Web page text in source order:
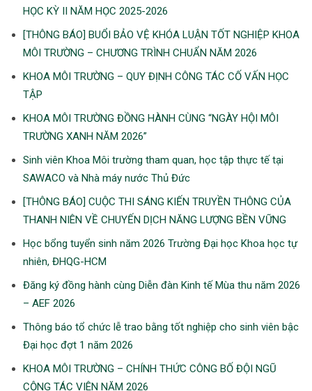
HỌC KỲ II NĂM HỌC 2025-2026
[THÔNG BÁO] BUỔI BẢO VỆ KHÓA LUẬN TỐT NGHIỆP KHOA
MÔI TRƯỜNG – CHƯƠNG TRÌNH CHUẨN NĂM 2026
KHOA MÔI TRƯỜNG – QUY ĐỊNH CÔNG TÁC CỐ VẤN HỌC
TẬP
KHOA MÔI TRƯỜNG ĐỒNG HÀNH CÙNG “NGÀY HỘI MÔI
TRƯỜNG XANH NĂM 2026”
Sinh viên Khoa Môi trường tham quan, học tập thực tế tại
SAWACO và Nhà máy nước Thủ Đức
[THÔNG BÁO] CUỘC THI SÁNG KIẾN TRUYỀN THÔNG CỦA
THANH NIÊN VỀ CHUYẾN DỊCH NĂNG LƯỢNG BỀN VỮNG
Học bổng tuyển sinh năm 2026 Trường Đại học Khoa học tự
nhiên, ĐHQG-HCM
Đăng ký đồng hành cùng Diễn đàn Kinh tế Mùa thu năm 2026
– AEF 2026
Thông báo tổ chức lễ trao bằng tốt nghiệp cho sinh viên bậc
Đại học đợt 1 năm 2026
KHOA MÔI TRƯỜNG – CHÍNH THỨC CÔNG BỐ ĐỘI NGŨ
CỘNG TÁC VIÊN NĂM 2026